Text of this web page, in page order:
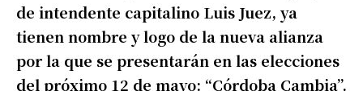
de intendente capitalino Luis Juez, ya
tienen nombre y logo de la nueva alianza
por la que se presentarán en las elecciones
del próximo 12 de mayo: “Córdoba Cambia”.